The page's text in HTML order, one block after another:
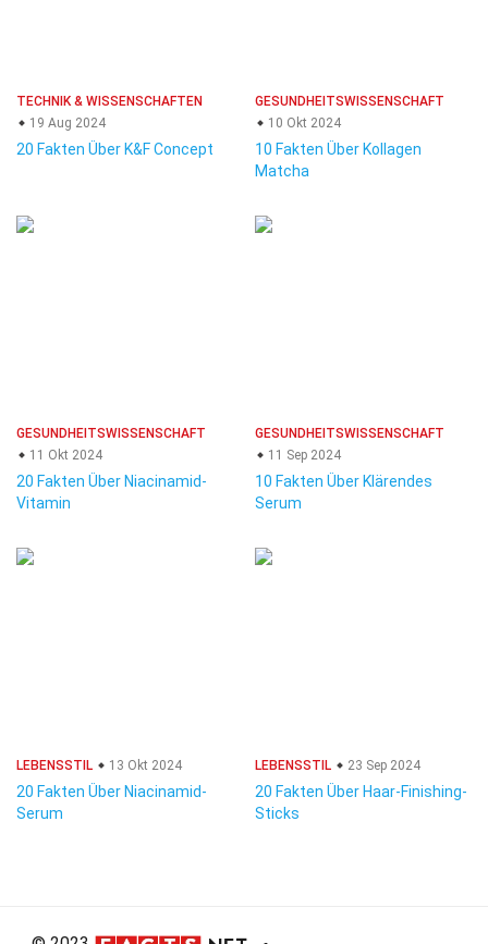
TECHNIK & WISSENSCHAFTEN
19 Aug 2024
20 Fakten Über K&F Concept
GESUNDHEITSWISSENSCHAFT
10 Okt 2024
10 Fakten Über Kollagen
Matcha
GESUNDHEITSWISSENSCHAFT
11 Okt 2024
20 Fakten Über Niacinamid-
Vitamin
GESUNDHEITSWISSENSCHAFT
11 Sep 2024
10 Fakten Über Klärendes
Serum
LEBENSSTIL 13 Okt 2024
20 Fakten Über Niacinamid-
Serum
LEBENSSTIL 23 Sep 2024
20 Fakten Über Haar-Finishing-
Sticks